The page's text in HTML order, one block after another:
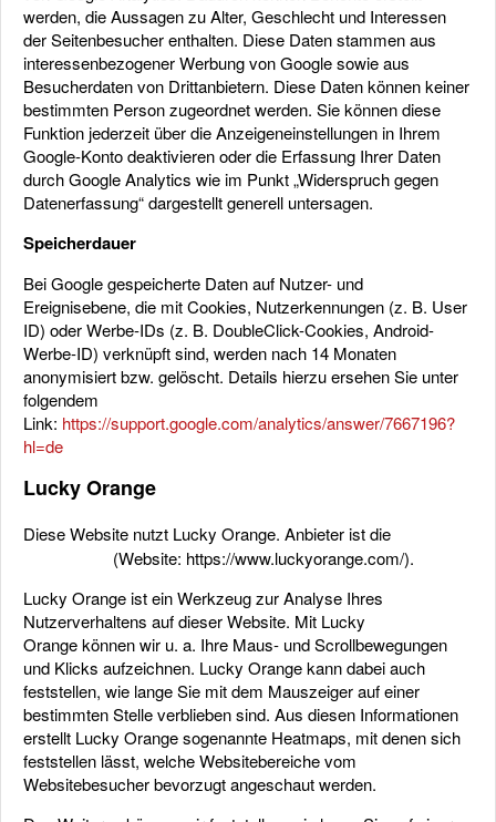
werden, die Aussagen zu Alter, Geschlecht und Interessen
der Seitenbesucher enthalten. Diese Daten stammen aus
interessenbezogener Werbung von Google sowie aus
Besucherdaten von Drittanbietern. Diese Daten können keiner
bestimmten Person zugeordnet werden. Sie können diese
Funktion jederzeit über die Anzeigeneinstellungen in Ihrem
Google-Konto deaktivieren oder die Erfassung Ihrer Daten
durch Google Analytics wie im Punkt „Widerspruch gegen
Datenerfassung“ dargestellt generell untersagen.
Speicherdauer
Bei Google gespeicherte Daten auf Nutzer- und
Ereignisebene, die mit Cookies, Nutzerkennungen (z. B. User
ID) oder Werbe-IDs (z. B. DoubleClick-Cookies, Android-
Werbe-ID) verknüpft sind, werden nach 14 Monaten
anonymisiert bzw. gelöscht. Details hierzu ersehen Sie unter
folgendem
Link: https://support.google.com/analytics/answer/7667196?
hl=de
Lucky Orange
Diese Website nutzt Lucky Orange. Anbieter ist die
(Website: https://www.luckyorange.com/).
Lucky Orange ist ein Werkzeug zur Analyse Ihres
Nutzerverhaltens auf dieser Website. Mit Lucky
Orange können wir u. a. Ihre Maus- und Scrollbewegungen
und Klicks aufzeichnen. Lucky Orange kann dabei auch
feststellen, wie lange Sie mit dem Mauszeiger auf einer
bestimmten Stelle verblieben sind. Aus diesen Informationen
erstellt Lucky Orange sogenannte Heatmaps, mit denen sich
feststellen lässt, welche Websitebereiche vom
Websitebesucher bevorzugt angeschaut werden.